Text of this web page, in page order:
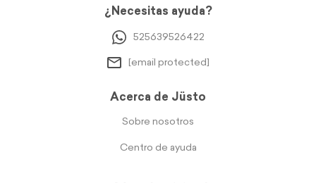
¿Necesitas ayuda?
525639526422
[email protected]
Acerca de Jüsto
Sobre nosotros
Centro de ayuda